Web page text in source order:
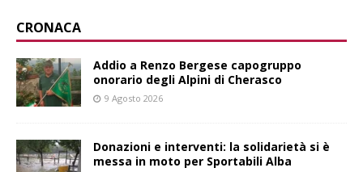
CRONACA
Addio a Renzo Bergese capogruppo
onorario degli Alpini di Cherasco
9 Agosto 2026
Donazioni e interventi: la solidarietà si è
messa in moto per Sportabili Alba